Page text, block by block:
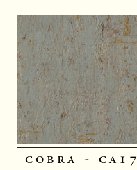
cobra - ca17